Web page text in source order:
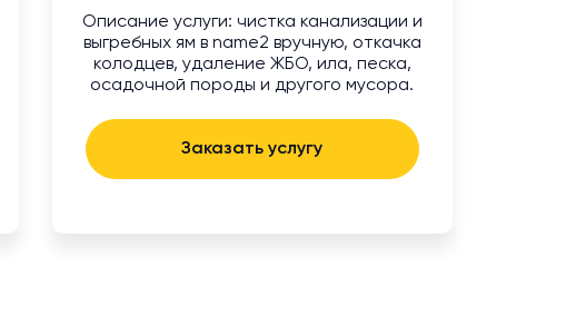
Описание услуги: чистка канализации и
выгребных ям в name2 вручную, откачка
колодцев, удаление ЖБО, ила, песка,
осадочной породы и другого мусора.
Заказать услугу